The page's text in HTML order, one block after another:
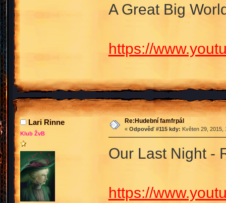
A Great Big
https://
Lari Rinne
Klub ŽvB
Re:Hudební famfrpál
« Odpověď #115 kdy: Květen 29, 2015,
Our Last Night -
https://